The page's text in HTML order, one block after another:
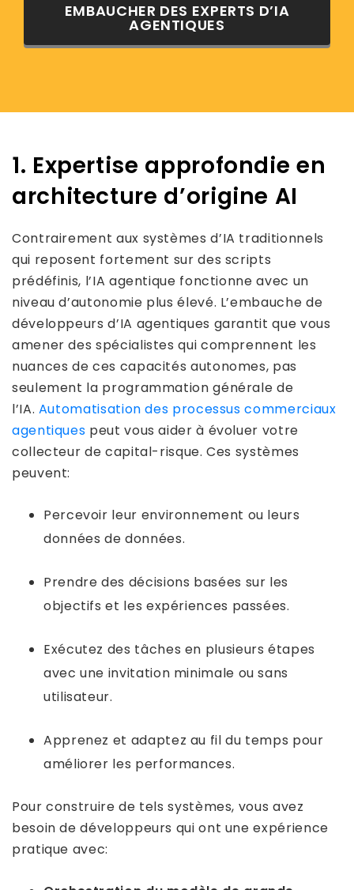
EMBAUCHER DES EXPERTS D’IA
AGENTIQUES
1. Expertise approfondie en
architecture d’origine AI
Contrairement aux systèmes d’IA traditionnels
qui reposent fortement sur des scripts
prédéfinis, l’IA agentique fonctionne avec un
niveau d’autonomie plus élevé. L’embauche de
développeurs d’IA agentiques garantit que vous
amener des spécialistes qui comprennent les
nuances de ces capacités autonomes, pas
seulement la programmation générale de
l’IA. Automatisation des processus commerciaux
agentiques peut vous aider à évoluer votre
collecteur de capital-risque. Ces systèmes
peuvent:
Percevoir leur environnement ou leurs
données de données.
Prendre des décisions basées sur les
objectifs et les expériences passées.
Exécutez des tâches en plusieurs étapes
avec une invitation minimale ou sans
utilisateur.
Apprenez et adaptez au fil du temps pour
améliorer les performances.
Pour construire de tels systèmes, vous avez
besoin de développeurs qui ont une expérience
pratique avec: